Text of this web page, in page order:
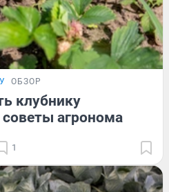
ОБЗОР
клубнику
агронома
1